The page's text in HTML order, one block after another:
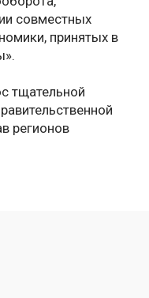
совместных
принятых в
тщательной
регионов